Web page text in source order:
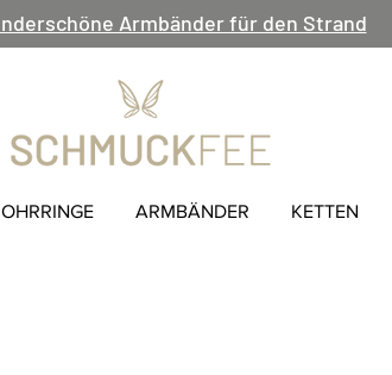
Armbänder für den Strand
OHRRINGE ARMBÄNDER KETTEN